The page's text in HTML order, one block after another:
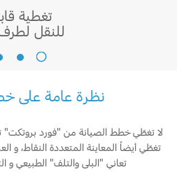
تغطية
للنقل
نظرة عامة على
لا تغطّي خطط الصيانة من "فورد بروتكت"
تغطّي أيضاً المعاينة المتعددة النقاط، و
تعاني "البلى والتلف" الطبيعي و